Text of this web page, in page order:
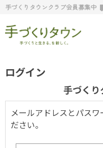
手づくりタウンクラブ会員募集中
ログイン
手づくり
メールアドレスとパス
ださい。